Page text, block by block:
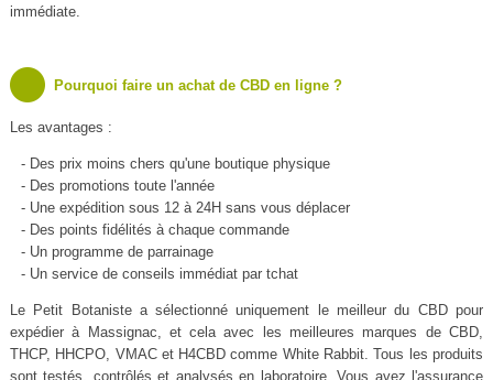
immédiate.
Pourquoi faire un achat de CBD en ligne ?
Les avantages :
- Des prix moins chers qu'une boutique physique
- Des promotions toute l'année
- Une expédition sous 12 à 24H sans vous déplacer
- Des points fidélités à chaque commande
- Un programme de parrainage
- Un service de conseils immédiat par tchat
Le Petit Botaniste a sélectionné uniquement le meilleur du CBD pour
expédier à Massignac, et cela avec les meilleures marques de CBD,
THCP, HHCPO, VMAC et H4CBD comme White Rabbit. Tous les produits
sont testés, contrôlés et analysés en laboratoire. Vous avez l'assurance